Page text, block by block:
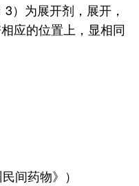
）为展开剂，展开，
应的位置上，显相同
间药物》）